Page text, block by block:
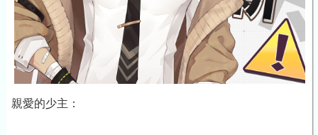
親愛的少主：